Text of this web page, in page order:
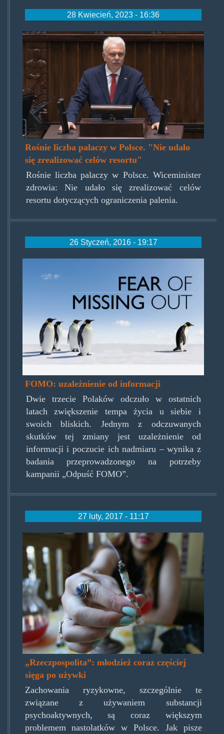
28 Kwiecień, 2023 - 16:36
kraska.png
Rośnie liczba palaczy w Polsce. "Nie udało
się zrealizować celów resortu"
Rośnie liczba palaczy w Polsce. Wiceminister
zdrowia: Nie udało się zrealizować celów
resortu dotyczących ograniczenia palenia.
26 Styczeń, 2016 - 19:17
FOMO: uzależnienie od informacji
Dwie trzecie Polaków odczuło w ostatnich
latach zwiększenie tempa życia u siebie i
swoich bliskich. Jednym z odczuwanych
skutków tej zmiany jest uzależnienie od
informacji i poczucie ich nadmiaru – wynika z
badania przeprowadzonego na potrzeby
kampanii „Odpuść FOMO”.
27 luty, 2017 - 11:17
girl-
passing-
a-
joint.jpg
„Rzeczpospolita”: młodzież coraz częściej
sięga po używki
Zachowania ryzykowne, szczególnie te
związane z używaniem substancji
psychoaktywnych, są coraz większym
problemem nastolatków w Polsce. Jak pisze